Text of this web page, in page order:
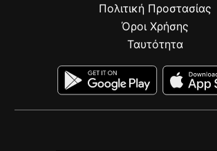
Πολιτική Προστασίας
Όροι Χρήσης
Ταυτότητα